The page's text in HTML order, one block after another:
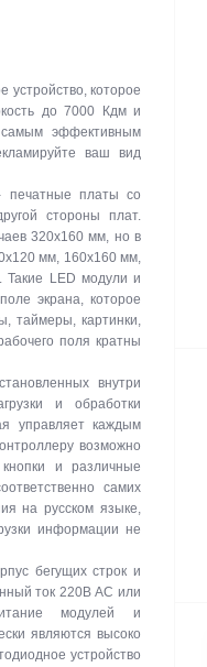
устройство, которое
до 7000 Кдм и
самым эффективным
ваш вид
печатные платы со
стороны плат.
320х160 мм, но в
мм, 160х160 мм,
Такие LED модули и
экрана, которое
таймеры, картинки,
поля кратны
внутри
и обработки
управляет каждым
возможно
и различные
самих
на русском языке,
информации не
бегущих строк и
ток 220В АС или
модулей и
являются высоко
устройство